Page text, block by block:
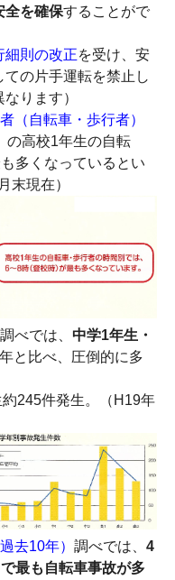
全を確保することがで
細則の改正を受け、安
の片手運転を禁止し
ります）
（自転車・歩行者）
の高校1年生の自転
多くなっているとい
末現在）
調べでは、 中学1年生・
と比べ、圧倒的に多
245件発生。（H19年
去10年） 調べでは、 4
最も自転車事故が多